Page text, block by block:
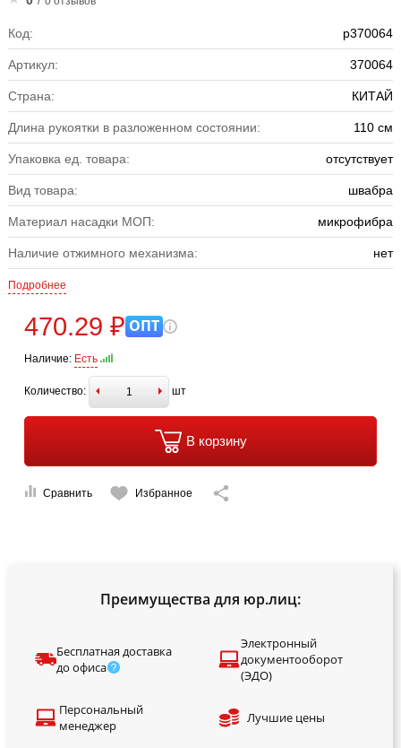
Код: р370064
Артикул: 370064
Страна: КИТАЙ
Длина рукоятки в разложенном состоянии: 110 см
Упаковка ед. товара: отсутствует
Вид товара: швабра
Материал насадки МОП: микрофибра
Наличие отжимного механизма: нет
Подробнее
470.29 ₽ ОПТ
Наличие: Есть
Количество: шт
В корзину
Сравнить Избранное
Преимущества для юр.лиц:
Бесплатная доставка
до офиса
Электронный
документооборот
(ЭДО)
Персональный
менеджер
Лучшие цены